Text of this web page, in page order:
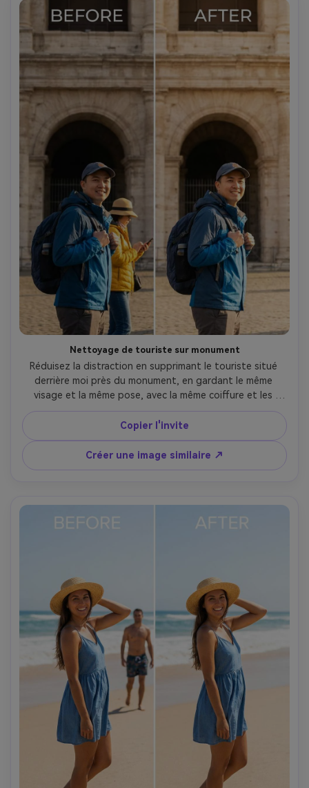
Nettoyage de touriste sur monument
Réduisez la distraction en supprimant le touriste situé
derrière moi près du monument, en gardant le même
visage et la même pose, avec la même coiffure et les
mêmes détails de tenue. Préservez la lumière originale, les
ombres naturelles et la texture du monument à l’arrière-
plan, en remplissant l’espace de façon réaliste là où la
personne était, tout en conservant les détails du fond --
ar 4:5
Copier l'invite
Créer une image similaire ↗